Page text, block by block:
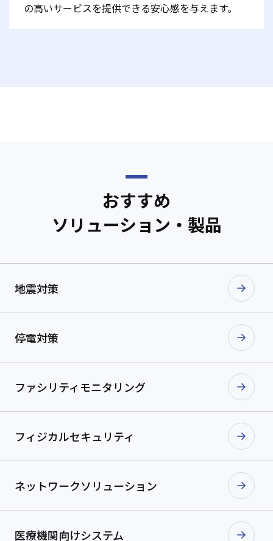
の高いサービスを提供できる安心感を与えます。
おすすめ
ソリューション・製品
地震対策
停電対策
ファシリティ モニタリング
フィジカルセキュリティ
ネットワークソリューション
医療機関向けシステム